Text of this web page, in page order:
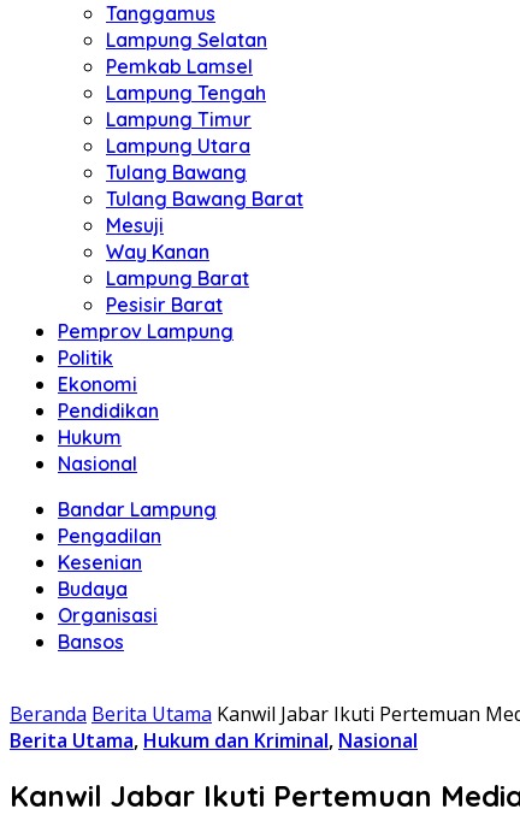
Tanggamus
Lampung Selatan
Pemkab Lamsel
Lampung Tengah
Lampung Timur
Lampung Utara
Tulang Bawang
Tulang Bawang Barat
Mesuji
Way Kanan
Lampung Barat
Pesisir Barat
Pemprov Lampung
Politik
Ekonomi
Pendidikan
Hukum
Nasional
Bandar Lampung
Pengadilan
Kesenian
Budaya
Organisasi
Bansos
Beranda Berita Utama Kanwil Jabar Ikuti Pertemuan
Berita Utama, Hukum dan Kriminal, Nasional
Kanwil Jabar Ikuti Pertemuan